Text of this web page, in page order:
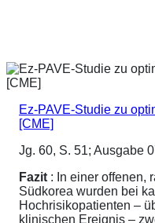
Ez-PAVE-Studie zu
[CME]
Jg. 60, S. 51; Ausgabe
Fazit : In einer offenen,
Südkorea wurden bei
Hochrisikopatienten –
klinischen Ereignis –